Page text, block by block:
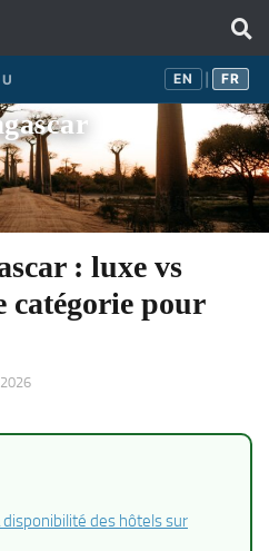
EN FR
: luxe vs
pour
disponibilité des hôtels sur